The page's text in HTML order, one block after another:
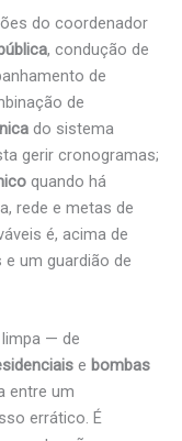
do coordenador
, condução de
de
de
do sistema
gerir cronogramas;
quando há
rede e metas de
é, acima de
e um guardião de
— de
e bombas
entre um
errático. É